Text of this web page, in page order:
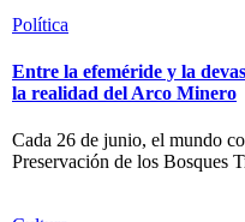
Política
Entre la efeméride y la
la realidad del Arco Minero
Cada 26 de junio, el mundo
Preservación de los Bosques